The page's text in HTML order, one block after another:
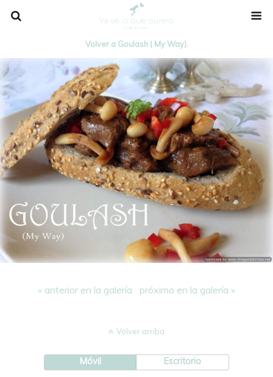
Volver a Goulash ( My Way).
« anterior en la galería próximo en la galería »
Volver arriba
Móvil Escritorio